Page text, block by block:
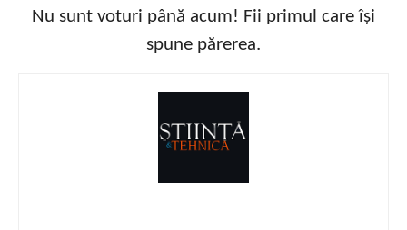
Nu sunt voturi până acum! Fii primul care își
spune părerea.